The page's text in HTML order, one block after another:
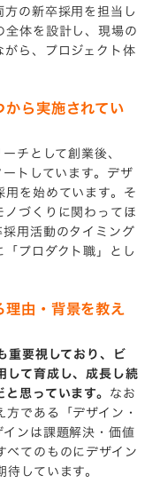
の新卒採用を担当し
全体を設計し、現場の
ら、プロジェクト体
ら実施されてい
チとして創業後、
トしています。デザ
を始めています。そ
ノづくりに関わってほ
用活動のタイミング
プロダクト職」とし
理由・背景を教え
重要視しており、ビ
して育成し、成長し続
思っています。 なお
である「デザイン・
ンは課題解決・価値
べてのものにデザイン
しています。